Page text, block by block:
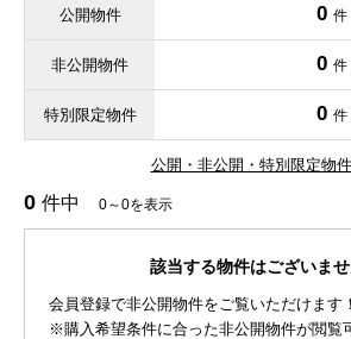
公開物件 0 件
非公開物件 0 件
特別限定物件 0 件
公開・非公開・特別限定物
0 件中 0～0を表示
該当する物件はございませ
会員登録で非公開物件をご覧いただけます！
※購入希望条件に合った非公開物件が閲覧